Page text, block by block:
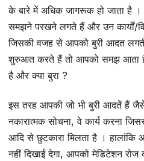
के बारे में अधिक जागरूक हो जाता है
समझने परखने लगते हैं और उन कार्यों/
जिसकी वजह से आपको बुरी आदत
शुरुआत करते हैं तो आपको समझ आता
है और क्या बुरा ?
इस तरह आपकी जो भी बुरी आदतें हैं जैसे
नकारात्मक सोचना, वे कार्य करना
आदि से छुटकारा मिलता है । हालांकि
नहीं दिखाई देगा, आपको मेडिटेशन